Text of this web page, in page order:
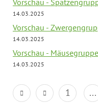
Vorschau -
14.03.2025
Vorschau -
14.03.2025
Vorschau -
14.03.2025
1 ...